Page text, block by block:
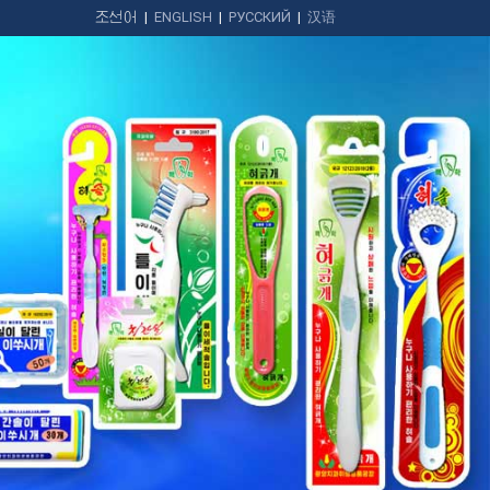
| 汉语
| РУССКИЙ
| ENGLISH
조선어